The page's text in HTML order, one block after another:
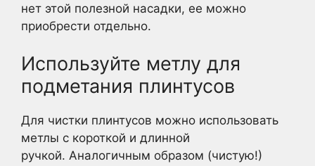
нет этой полезной насадки, ее можно
приобрести отдельно.
Используйте метлу для
подметания плинтусов
Для чистки плинтусов можно использовать
метлы с короткой и длинной
ручкой. Аналогичным образом (чистую!)